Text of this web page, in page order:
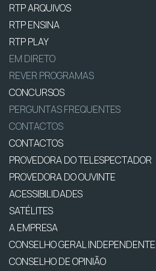
RTP ARQUIVOS
RTP ENSINA
RTP PLAY
EM DIRETO
REVER PROGRAMAS
CONCURSOS
PERGUNTAS FREQUENTES
CONTACTOS
CONTACTOS
PROVEDORA DO TELESPECTADOR
PROVEDORA DO OUVINTE
ACESSIBILIDADES
SATÉLITES
A EMPRESA
CONSELHO GERAL INDEPENDENTE
CONSELHO DE OPINIÃO